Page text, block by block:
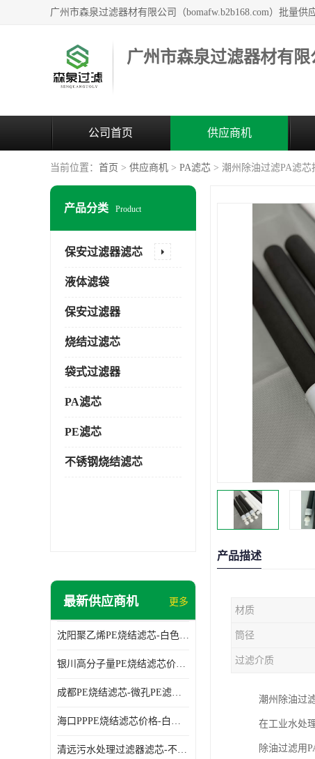
广州市森泉过滤器材有限
公司首页 供应商机
当前位置： 首页 > 供应商机 > PA滤芯 > 潮州除油过滤PA滤芯
产品分类 Product
保安过滤器滤芯
液体滤袋
保安过滤器
烧结过滤芯
袋式过滤器
PA滤芯
PE滤芯
不锈钢烧结滤芯
最新供应商机 更多
沈阳聚乙烯PE烧结滤芯-白色PE滤芯-使用寿命长
银川高分子量PE烧结滤芯价格-过滤器PE滤芯-高流通能力
成都PE烧结滤芯-微孔PE滤芯-拆洗方便
海口PPPE烧结滤芯价格-白色PE滤芯-各种规格定制
清远污水处理过滤器滤芯-不锈钢过滤器-欢迎来电咨询
产品描述
材质
筒径
过滤介质
潮州除油过
在工业水处
除油过滤用